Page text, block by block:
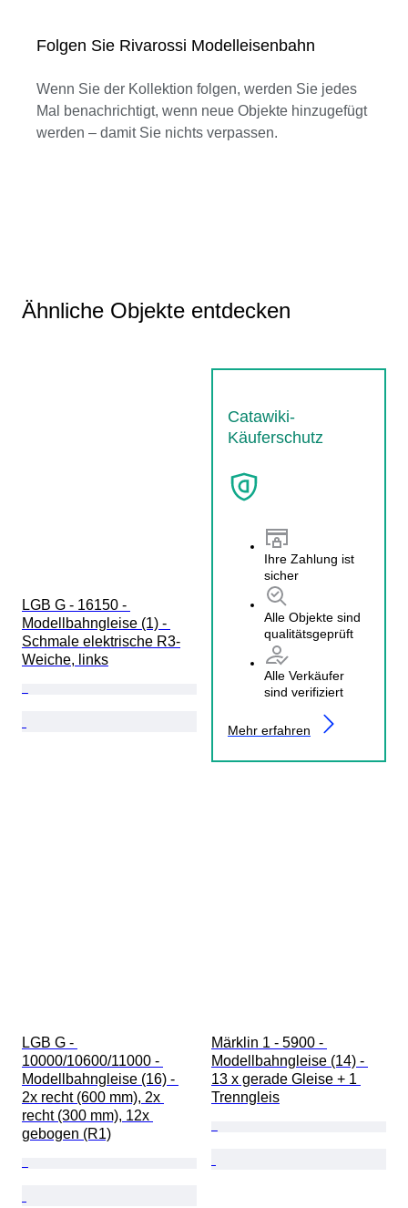
Folgen Sie Rivarossi Modelleisenbahn
Wenn Sie der Kollektion folgen, werden Sie jedes
Mal benachrichtigt, wenn neue Objekte hinzugefügt
werden – damit Sie nichts verpassen.
Ähnliche Objekte entdecken
Catawiki-
Käuferschutz
Ihre Zahlung ist
sicher
Alle Objekte sind
qualitätsgeprüft
Alle Verkäufer
sind verifiziert
Mehr erfahren
LGB G - 16150 -
Modellbahngleise (1) -
Schmale elektrische R3-
Weiche, links
LGB G -
10000/10600/11000 -
Modellbahngleise (16) -
2x recht (600 mm), 2x
recht (300 mm), 12x
gebogen (R1)
Märklin 1 - 5900 -
Modellbahngleise (14) -
13 x gerade Gleise + 1
Trenngleis